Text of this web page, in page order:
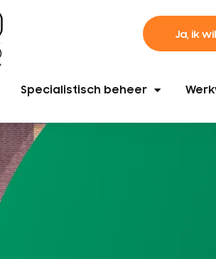
Ja, ik
Specialistisch beheer